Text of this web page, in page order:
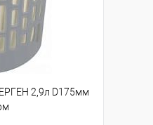
2,9л D175мм